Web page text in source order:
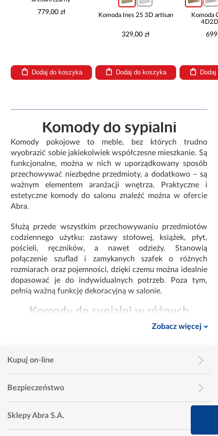
do koszyka
Komoda Ines 2S 3D artisan
Dodaj do koszyka
Komoda Cosmo C06
Dodaj do koszyka
Komody do sypialni
Komody pokojowe to meble, bez których trudno
wyobrazić sobie jakiekolwiek współczesne mieszkanie. Są
funkcjonalne, można w nich w uporządkowany sposób
przechowywać niezbędne przedmioty, a dodatkowo – są
ważnym elementem aranżacji wnętrza. Praktyczne i
estetyczne komody do salonu znaleźć można w ofercie
Abra.
Służą przede wszystkim przechowywaniu przedmiotów
codziennego użytku: zastawy stołowej, książek, płyt,
pościeli, ręczników, a nawet odzieży. Stanowią
połączenie szuflad i zamykanych szafek o różnych
rozmiarach oraz pojemności, dzięki czemu można idealnie
dopasować je do indywidualnych potrzeb. Poza tym,
pełnią ważną funkcję dekoracyjną w salonie.
Komody do sypialni w różnych
elementów szklanych, które ładnie podkreślają
zawartość
vintage – tego typu meble cechują się lekko
szafek i szuflad, nadając wnętrzu oryginalnego
Zobacz więcej
Kupuj on-line
Bezpieczeństwo
Sklepy Abra S.A.